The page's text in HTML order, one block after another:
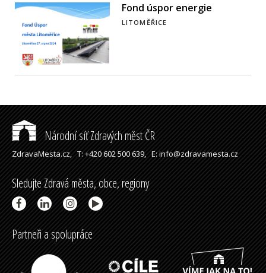
Fond úspor energie
LITOMĚŘICE
Národní síť Zdravých měst ČR
ZdravaMesta.cz,T: +420 602 500 639,E: info@zdravamesta.cz
Sledujte Zdravá města, obce, regiony
Partneři a spolupráce